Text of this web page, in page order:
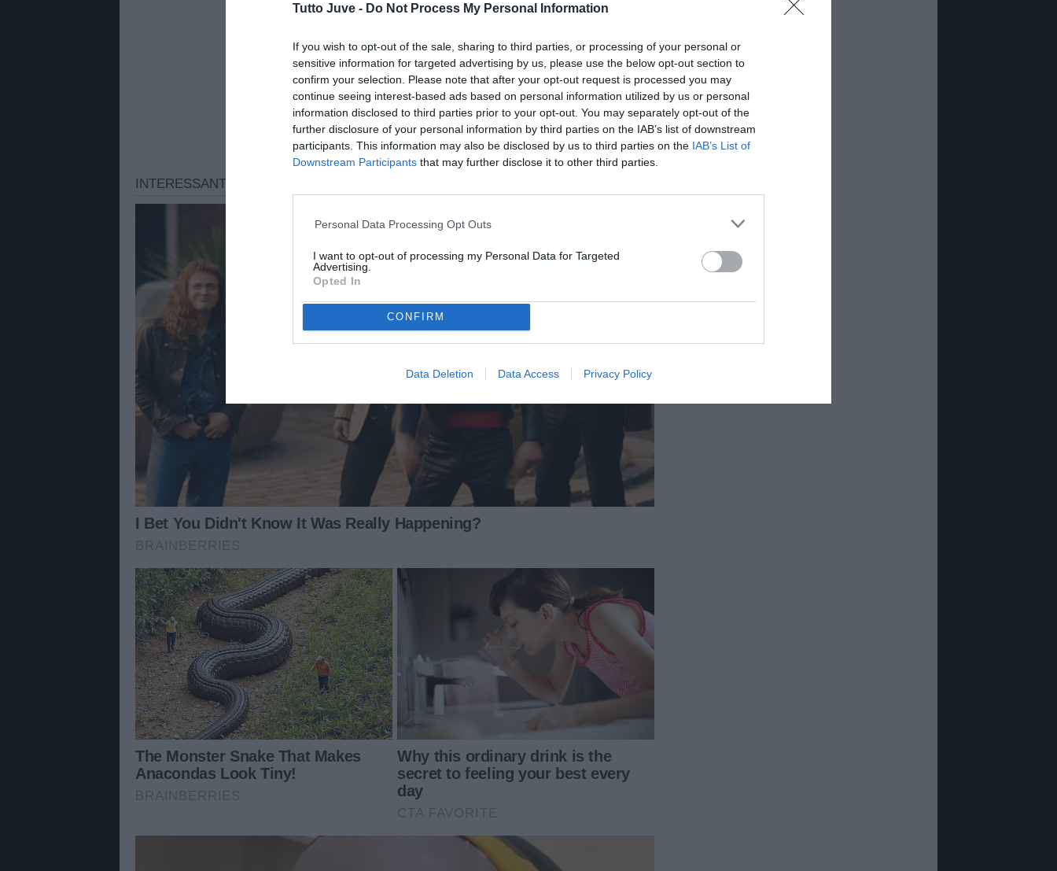
Tutto Juve - Do Not Process My Personal Information
If you wish to opt-out of the sale, sharing to third parties, or processing of your personal or
sensitive information for targeted advertising by us, please use the below opt-out section to
confirm your selection. Please note that after your opt-out request is processed you may
continue seeing interest-based ads based on personal information utilized by us or personal
information disclosed to third parties prior to your opt-out. You may separately opt-out of the
further disclosure of your personal information by third parties on the IAB’s list of downstream
participants. This information may also be disclosed by us to third parties on the IAB’s List of
Downstream Participants that may further disclose it to other third parties.
Personal Data Processing Opt Outs
I want to opt-out of processing my Personal Data for Targeted
Advertising.
Opted In
CONFIRM
Data Deletion Data Access Privacy Policy